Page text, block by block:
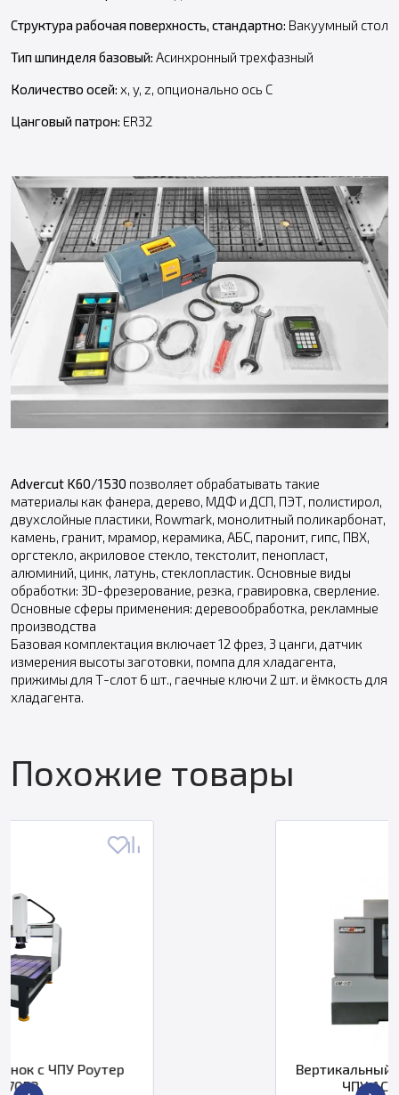
Структура рабочая поверхность, стандартно: Вакуумный стол
Тип шпинделя базовый: Асинхронный трехфазный
Количество осей: x, y, z, опционально ось С
Цанговый патрон: ER32
Advercut K60/1530 позволяет обрабатывать такие
материалы как фанера, дерево, МДФ и ДСП, ПЭТ, полистирол,
двухслойные пластики, Rowmark, монолитный поликарбонат,
камень, гранит, мрамор, керамика, АБС, паронит, гипс, ПВХ,
оргстекло, акриловое стекло, текстолит, пенопласт,
алюминий, цинк, латунь, стеклопластик. Основные виды
обработки: 3D-фрезерование, резка, гравировка, сверление.
Основные сферы применения: деревообработка, рекламные
производства
Базовая комплектация включает 12 фрез, 3 цанги, датчик
измерения высоты заготовки, помпа для хладагента,
прижимы для Т-слот 6 шт., гаечные ключи 2 шт. и ёмкость для
хладагента.
Похожие товары
Вертикальный фрезерный станок с
ЧПУ ACCUWAY UM-110